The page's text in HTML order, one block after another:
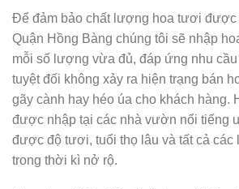
Để đảm bảo chất lượng hoa tươi được
Quận Hồng Bàng chúng tôi sẽ nhập
mỗi số lượng vừa đủ, đáp ứng nhu
tuyệt đối không xảy ra hiện trạng bán
gãy cành hay héo úa cho khách hàng.
được nhập tại các nhà vườn nổi tiếng
được độ tươi, tuổi thọ lâu và tất cả các
trong thời kì nở rộ.